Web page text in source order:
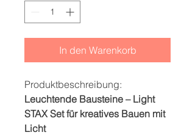
In den Warenkorb
Produktbeschreibung:
Leuchtende Bausteine – Light
STAX Set für kreatives Bauen mit
Licht